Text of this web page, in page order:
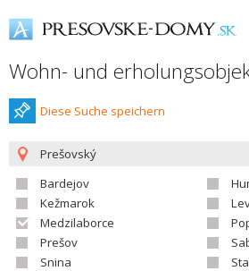
Wohn- und
Diese Suche speichern
Prešovský
Bardejov
Kežmarok
Medzilaborce
Prešov
Snina